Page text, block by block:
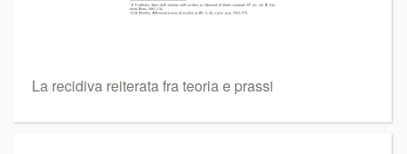
La recidiva reiterata fra teoria e prassi